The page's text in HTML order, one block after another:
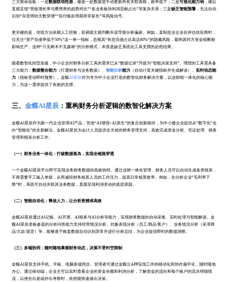
三大致命短板：一是数据联动性差 ，修改一处数据需手动更新所有关联表格，效率低下；二是可视化能力弱 ，难以
直观呈现“营收增长率与费用率的趋势对比”“各业务板块利润贡献占比”等复杂关系；三是缺乏智能预警 ，无法自动
识别“存货周转天数突增”“应付账款周期异常延长”等风险信号。
更关键的是，传统方法依赖人工经验，容易因主观判断失误导致分析偏差。例如，某制造业企业在评估供应商时，
仅关注“资产负债率低于50%”这一单一指标，忽视其“有息负债占比高达80%”的隐藏风险，最终因对方资金链断裂
影响生产。这种“只见树木不见森林”的分析模式，本质是缺乏系统化工具支撑的必然结果。
随着数智化转型加速，中小企业对财务分析工具的需求已从“数据记录”升级为“智能决策支持”。理想的工具需具备
三大能力：数据整合能力 （打通财务与业务数据）、智能分析能力 （自动计算关键指标并生成解读）、实时动态能
力 （指标变动即时预警）。金蝶AI星辰作为专为中小企业打造的数智化财务解决方案，以业财税一体化的核心能
力，为这一需求提供了有效的支撑。
三、金蝶AI星辰 ：重构财务分析逻辑的数智化解决方案
金蝶AI星辰作为新一代企业管理AI产品，凭借“AI增强+AI原生”的复合创新路径，为中小微企业提供从“数字化”走
向“智能化”的全新解法。金蝶AI星辰为会计人员提供全天候的财务管理支持，高效完成资金分析、凭证处理、税务
管理和报表分析工作。
（一）财务业务一体化：打破数据孤岛，实现全链路穿透
一个金蝶AI星辰平台即可实现业务财务数据的高效协同。通过业财一体化管理，财务人员可以自动生成各类报表，
不再需要手工输入单据，从而减轻财务核算人员的工作压力，提高日常核算效率。例如，在分析企业“毛利率下
降”时，系统可自动关联其业务数据，直观呈现利润变动的底层原因。
（二）智能自动化：释放人力，让分析更精准高效
金蝶AI星辰通过AI记账、AI开票、AI税务与AI分析等能力，实现财务数据的自动采集、实时处理与智能解读。金
蝶AI星辰老板参谋的分析问答能力支持经营情况分析、对象表现分析（员工/商品/客户）、业务情况分析（呆滞商
品/欠款/退货）等，能够基于账套数据自动识别异常并进行分析总结，为企业提供即时的数据洞察。
（三）多端协同：随时随地掌握财务动态，决策不受时空限制
金蝶AI星辰支持手机、平板、电脑多端同步。管理者可通过金蝶云APP实现工作的移动化和协作扁平化，随时随地
办公。通过移动端，企业主可以实时查看企业的资金余额和利润分析，了解资金的流向和每个账户的流水明细情
况，以便在出差或外出考察时，依然能快速做出决策。